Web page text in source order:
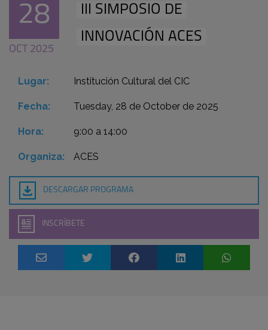
28
OCT 2025
III SIMPOSIO DE
INNOVACIÓN ACES
Lugar: Institución Cultural del CIC
Fecha: Tuesday, 28 de October de 2025
Hora: 9:00 a 14:00
Organiza: ACES
DESCARGAR PROGRAMA
INSCRÍBETE